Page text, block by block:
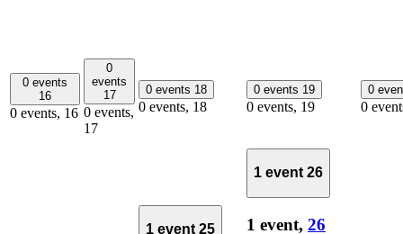
0 events
16
0 events, 16
0
events
17
0 events,
17
0 events 18
0 events, 18
0 events 19
0 events, 19
0
0
1 event 25
1 event 26
1 event, 26